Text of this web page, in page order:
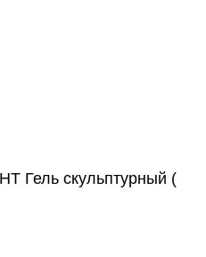
Гель скульптурный (